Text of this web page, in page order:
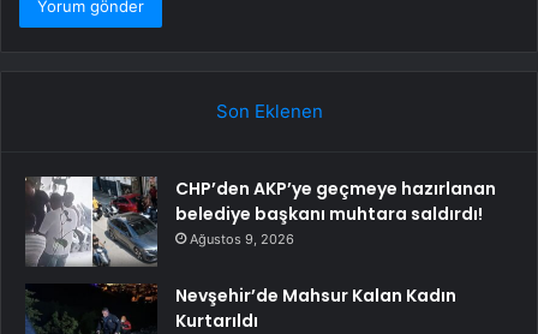
Son Eklenen
CHP’den AKP’ye geçmeye hazırlanan
belediye başkanı muhtara saldırdı!
Ağustos 9, 2026
Nevşehir’de Mahsur Kalan Kadın
Kurtarıldı